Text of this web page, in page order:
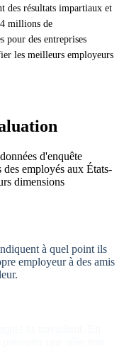
des résultats impartiaux et
millions de
pour des entreprises
les meilleurs employeurs
d'enquête
des employés aux États-
dimensions
à quel point ils
employeur à des amis